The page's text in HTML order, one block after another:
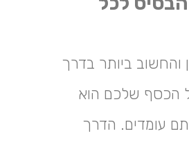
והחשוב ביותר בדרך
הכסף שלכם הוא
עומדים. הדרך